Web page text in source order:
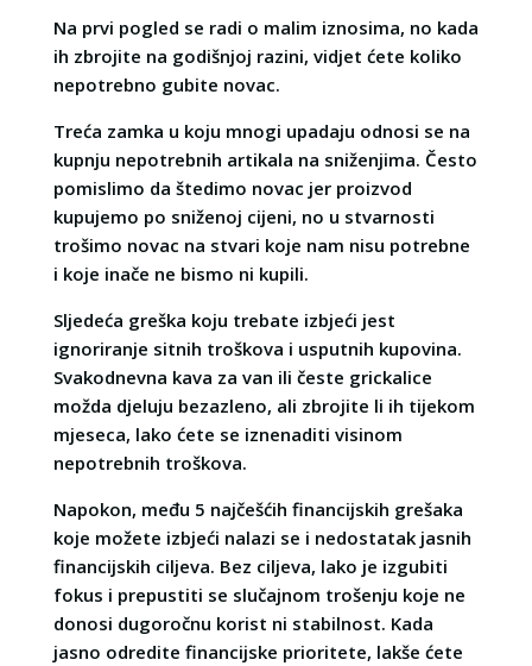
Na prvi pogled se radi o malim iznosima, no kada
ih zbrojite na godišnjoj razini, vidjet ćete koliko
nepotrebno gubite novac.
Treća zamka u koju mnogi upadaju odnosi se na
kupnju nepotrebnih artikala na sniženjima. Često
pomislimo da štedimo novac jer proizvod
kupujemo po sniženoj cijeni, no u stvarnosti
trošimo novac na stvari koje nam nisu potrebne
i koje inače ne bismo ni kupili.
Sljedeća greška koju trebate izbjeći jest
ignoriranje sitnih troškova i usputnih kupovina.
Svakodnevna kava za van ili česte grickalice
možda djeluju bezazleno, ali zbrojite li ih tijekom
mjeseca, lako ćete se iznenaditi visinom
nepotrebnih troškova.
Napokon, među 5 najčešćih financijskih grešaka
koje možete izbjeći nalazi se i nedostatak jasnih
financijskih ciljeva. Bez ciljeva, lako je izgubiti
fokus i prepustiti se slučajnom trošenju koje ne
donosi dugoročnu korist ni stabilnost. Kada
jasno odredite financijske prioritete, lakše ćete